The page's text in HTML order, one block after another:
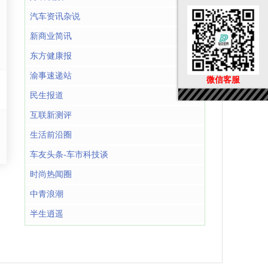
汽车资讯杂说
新商业简讯
东方健康报
渝事速递站
民生报道
互联新测评
生活前沿圈
车友头条-车市科技谈
时尚热闻圈
中青浪潮
半生逍遥
微信客服